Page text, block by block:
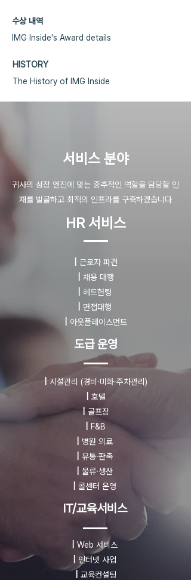
수상 내역
IMG Inside's Award details
HISTORY
The History of IMG Inside
​서비스 분야
귀사의 성장 엔진에 맞는 중추적인 역할을 담당할 인
재를 발굴하고 최적의 인프라를 구축하겠습니다
HR 서비스
근로자 파견
채용 대행
헤드헌팅
면접대행
아웃플레이스먼트
도급 운영
시설관리 (경비·미화·주차관리)
호텔
|골프장
F&B
병원 의료
유통·판촉
물류·생산
콜센터 운영
IT/교육서비스
Web 서비스
인터넷 사업
교육컨설팅